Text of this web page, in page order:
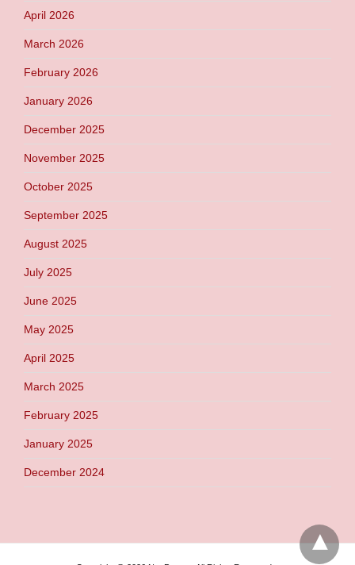
April 2026
March 2026
February 2026
January 2026
December 2025
November 2025
October 2025
September 2025
August 2025
July 2025
June 2025
May 2025
April 2025
March 2025
February 2025
January 2025
December 2024